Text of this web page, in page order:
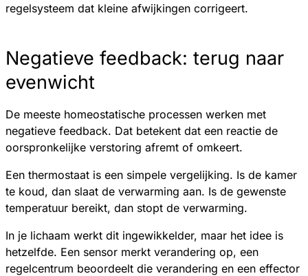
regelsysteem dat kleine afwijkingen corrigeert.
Negatieve feedback: terug naar
evenwicht
De meeste homeostatische processen werken met
negatieve feedback. Dat betekent dat een reactie de
oorspronkelijke verstoring afremt of omkeert.
Een thermostaat is een simpele vergelijking. Is de kamer
te koud, dan slaat de verwarming aan. Is de gewenste
temperatuur bereikt, dan stopt de verwarming.
In je lichaam werkt dit ingewikkelder, maar het idee is
hetzelfde. Een sensor merkt verandering op, een
regelcentrum beoordeelt die verandering en een effector